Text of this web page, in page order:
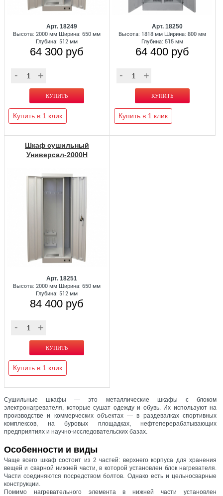
Арт. 18249
Высота: 2000 мм Ширина: 650 мм
Глубина: 512 мм
64 300 руб
Купить в 1 клик
Арт. 18250
Высота: 1818 мм Ширина: 800 мм
Глубина: 515 мм
64 400 руб
Купить в 1 клик
Шкаф сушильный
Универсал-2000Н
Арт. 18251
Высота: 2000 мм Ширина: 650 мм
Глубина: 512 мм
84 400 руб
Купить в 1 клик
Сушильные шкафы — это металлические шкафы с блоком
электронагревателя, которые сушат одежду и обувь. Их используют на
производстве и коммерческих объектах — в раздевалках спортивных
комплексов, на буровых площадках, нефтеперерабатывающих
предприятиях и научно-исследовательских базах.
Особенности и виды
Чаще всего шкаф состоит из 2 частей: верхнего корпуса для хранения
вещей и сварной нижней части, в которой установлен блок нагревателя.
Части соединяются посредством болтов. Однако есть и цельносварные
конструкции.
Помимо нагревательного элемента в нижней части установлен